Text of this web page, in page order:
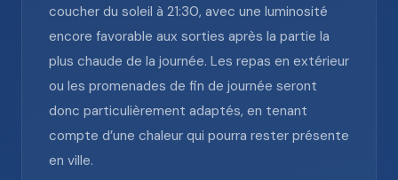
coucher du soleil à 21:30, avec une luminosité
encore favorable aux sorties après la partie la
plus chaude de la journée. Les repas en extérieur
ou les promenades de fin de journée seront
donc particulièrement adaptés, en tenant
compte d’une chaleur qui pourra rester présente
en ville.